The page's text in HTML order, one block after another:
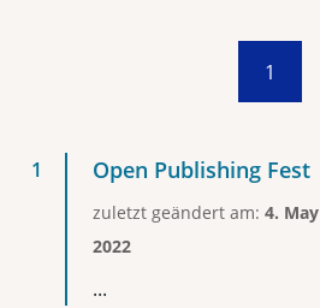
1
Open Publishing Fest
zuletzt geändert am: 4. May
2022
...